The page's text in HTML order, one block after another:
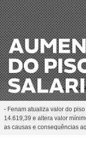
- Fenam atualiza valor do
14.619,39 e altera valor
as causas e consequências